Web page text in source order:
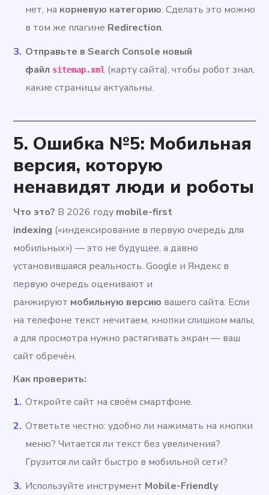
нет, на корневую категорию. Сделать это можно
в том же плагине Redirection.
Отправьте в Search Console новый
файл sitemap.xml (карту сайта), чтобы робот знал,
какие страницы актуальны.
5. Ошибка №5: Мобильная
версия, которую
ненавидят люди и роботы
Что это? В 2026 году mobile-first
indexing («индексирование в первую очередь для
мобильных») — это не будущее, а давно
установившаяся реальность. Google и Яндекс в
первую очередь оценивают и
ранжируют мобильную версию вашего сайта. Если
на телефоне текст нечитаем, кнопки слишком малы,
а для просмотра нужно растягивать экран — ваш
сайт обречён.
Как проверить:
Откройте сайт на своём смартфоне.
Ответьте честно: удобно ли нажимать на кнопки
меню? Читается ли текст без увеличения?
Грузится ли сайт быстро в мобильной сети?
Используйте инструмент Mobile-Friendly